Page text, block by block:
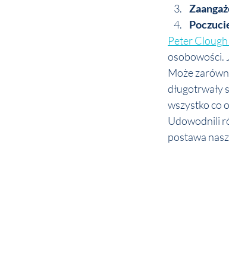
Peter
osobowości.
Może
długotrwały
wszystko co
Udowodnili
postawa